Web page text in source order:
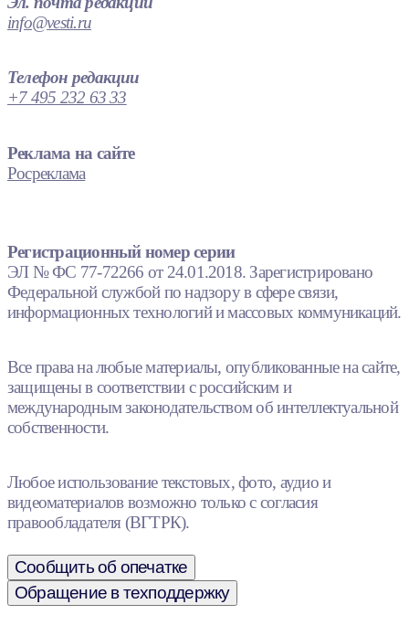
info@vesti.ru
Телефон редакции
+7 495 232 63 33
Реклама на сайте
Росреклама
Регистрационный номер серии
ЭЛ № ФС 77-72266 от 24.01.2018. Зарегистрировано
Федеральной службой по надзору в сфере связи,
информационных технологий и массовых коммуникаций.
Все права на любые материалы, опубликованные на сайте,
защищены в соответствии с российским и
международным законодательством об интеллектуальной
собственности.
Любое использование текстовых, фото, аудио и
видеоматериалов возможно только с согласия
правообладателя (ВГТРК).
Сообщить об опечатке
Обращение в техподдержку